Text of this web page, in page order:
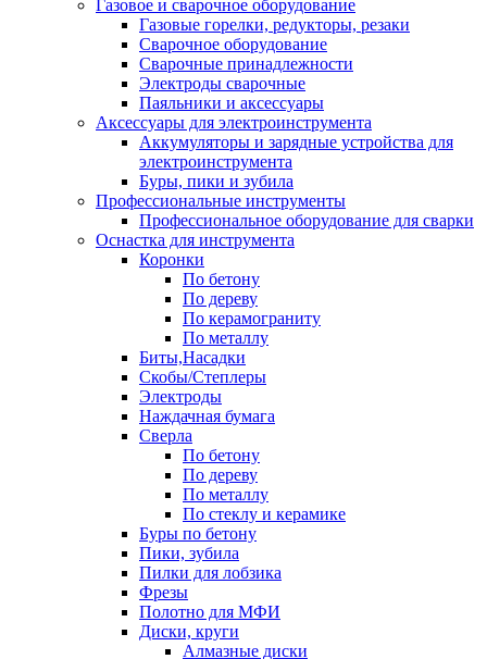
Газовое и сварочное оборудование
Газовые горелки, редукторы, резаки
Сварочное оборудование
Сварочные принадлежности
Электроды сварочные
Паяльники и аксессуары
Аксессуары для электроинструмента
Аккумуляторы и зарядные устройства для
электроинструмента
Буры, пики и зубила
Профессиональные инструменты
Профессиональное оборудование для сварки
Оснастка для инструмента
Коронки
По бетону
По дереву
По керамограниту
По металлу
Биты,Насадки
Скобы/Степлеры
Электроды
Наждачная бумага
Сверла
По бетону
По дереву
По металлу
По стеклу и керамике
Буры по бетону
Пики, зубила
Пилки для лобзика
Фрезы
Полотно для МФИ
Диски, круги
Алмазные диски